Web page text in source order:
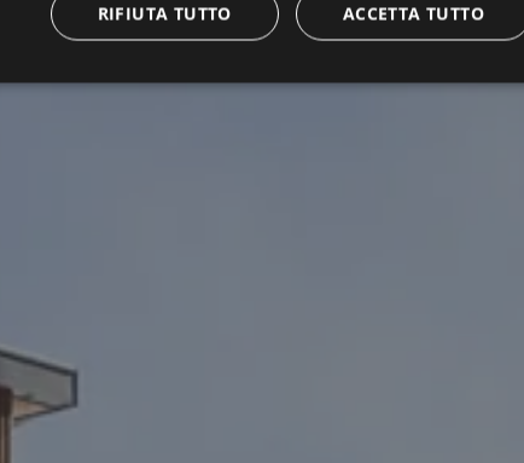
ACCETTA TUTTO
RIFIUTA TUTTO